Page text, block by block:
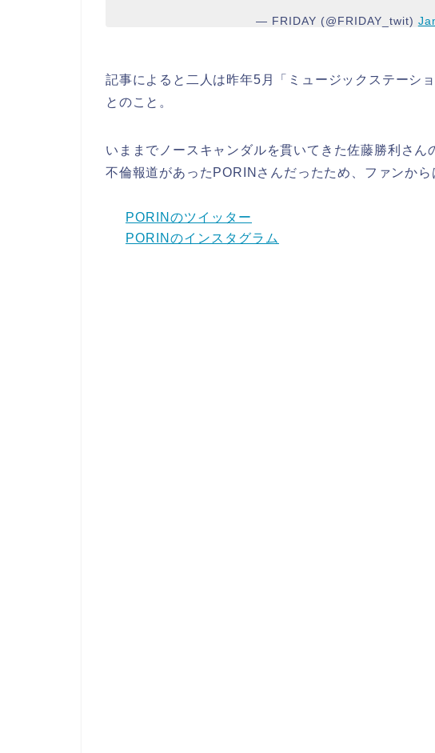
— FRIDAY (@FRIDAY_twit)
記事によると二人は昨年5月「ミュージックステーシ
とのこと。
いままでノースキャンダルを貫いてきた佐藤勝利さん
不倫報道があったPORINさんだったため、ファンから
PORINのツイッター
PORINのインスタグラム